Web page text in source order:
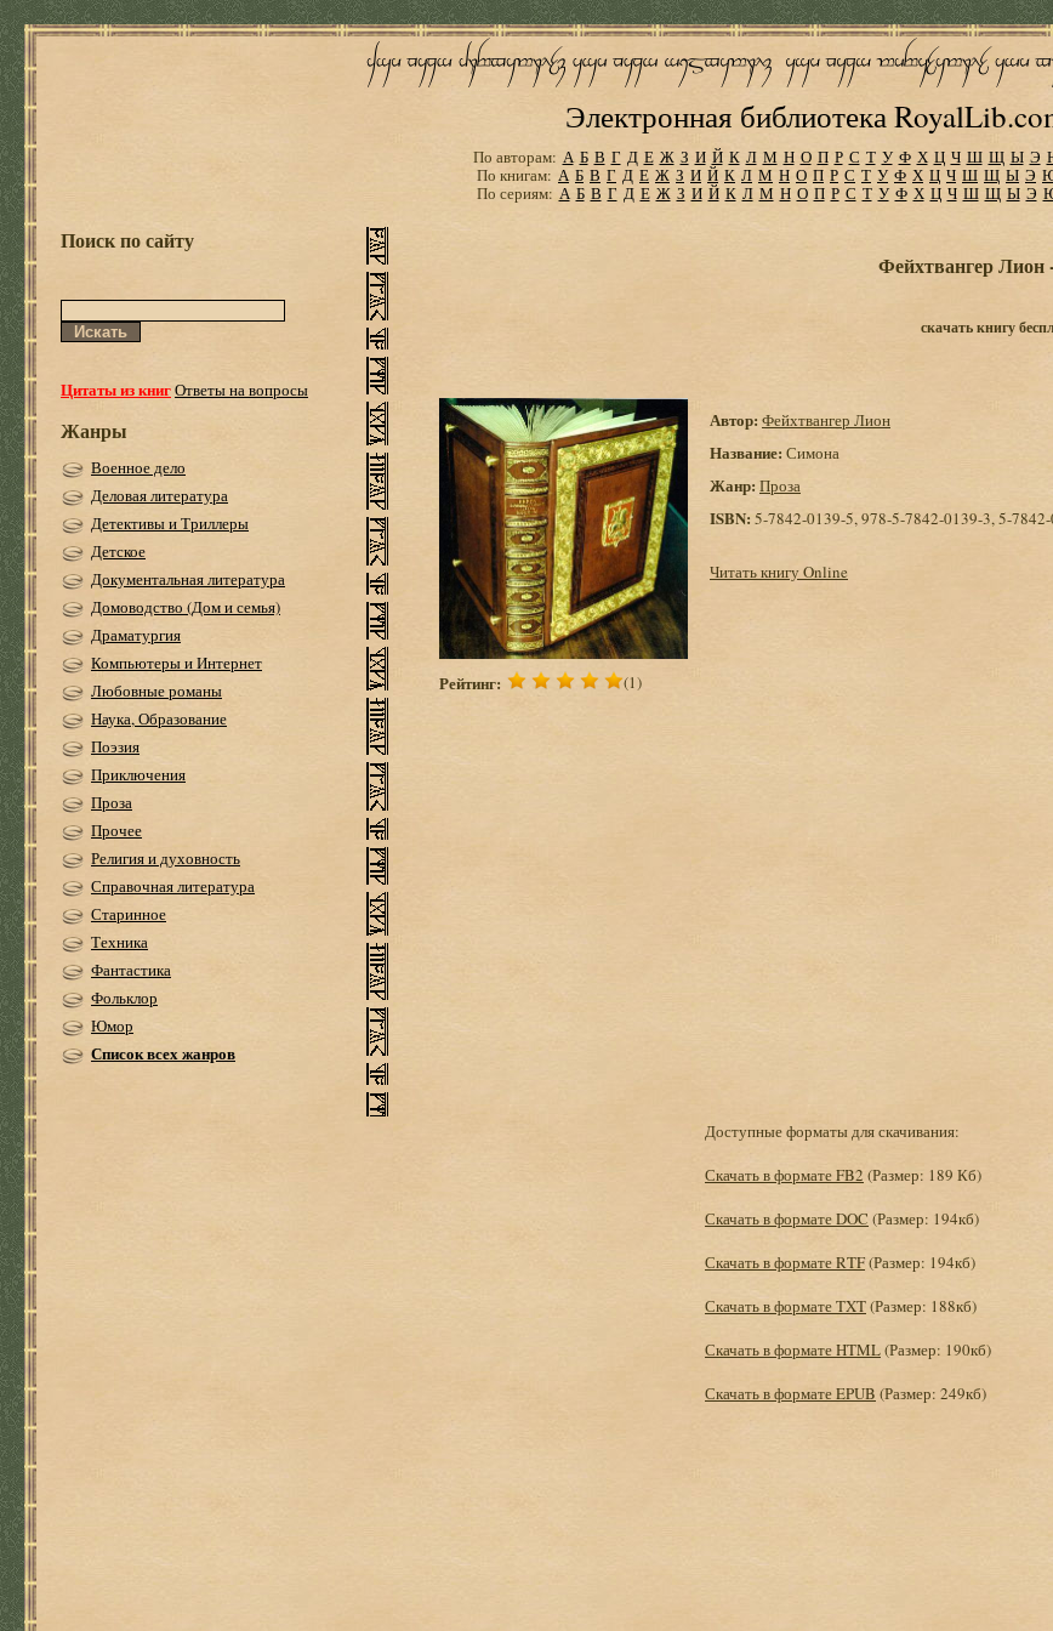
Электронная библиотека
По авторам: А Б В Г Д Е Ж З И Й К Л М Н О П Р С Т У Ф Х Ц Ч Ш Щ Ы Э
По книгам: А Б В Г Д Е Ж З И Й К Л М Н О П Р С Т У Ф Х Ц Ч Ш Щ Ы Э
По сериям: А Б В Г Д Е Ж З И Й К Л М Н О П Р С Т У Ф Х Ц Ч Ш Щ Ы Э
Поиск по сайту
Цитаты из книгОтветы на вопросы
Жанры
Военное дело
Деловая литература
Детективы и Триллеры
Детское
Документальная литература
Домоводство (Дом и семья)
Драматургия
Компьютеры и Интернет
Любовные романы
Наука, Образование
Поэзия
Приключения
Проза
Прочее
Религия и духовность
Справочная литература
Старинное
Техника
Фантастика
Фольклор
Юмор
Список всех жанров
Фейхтвангер
скачать книгу
Рейтинг: (1)
Автор: Фейхтвангер Лион
Название: Симона
Жанр: Проза
ISBN: 5-7842-0139-5, 978-5-7842-0139-3, 5-
Читать книгу Online
Доступные форматы для скачивания:
Скачать в формате FB2 (Размер: 189 Кб)
Скачать в формате DOC (Размер: 194кб)
Скачать в формате RTF(Размер: 194кб)
Скачать в формате TXT(Размер: 188кб)
Скачать в формате HTML(Размер: 190кб)
Скачать в формате EPUB (Размер: 249кб)